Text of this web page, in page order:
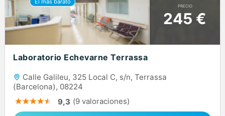
PRECIO
245 €
Laboratorio Echevarne Terrassa
Calle Galileu, 325 Local C, s/n, Terrassa
(Barcelona), 08224
9,3 (9 valoraciones)